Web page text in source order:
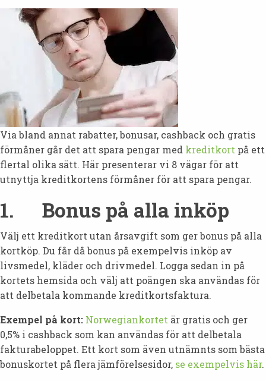
Via bland annat rabatter, bonusar, cashback och gratis
förmåner går det att spara pengar med kreditkort på ett
flertal olika sätt. Här presenterar vi 8 vägar för att
utnyttja kreditkortens förmåner för att spara pengar.
1. Bonus på alla inköp
Välj ett kreditkort utan årsavgift som ger bonus på alla
kortköp. Du får då bonus på exempelvis inköp av
livsmedel, kläder och drivmedel. Logga sedan in på
kortets hemsida och välj att poängen ska användas för
att delbetala kommande kreditkortsfaktura.
Exempel på kort: Norwegiankortet är gratis och ger
0,5% i cashback som kan användas för att delbetala
fakturabeloppet. Ett kort som även utnämnts som bästa
bonuskortet på flera jämförelsesidor, se exempelvis här.